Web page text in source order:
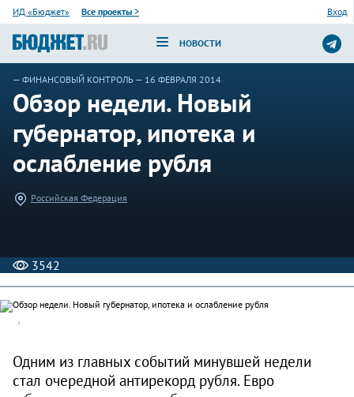
ИД «Бюджет» Все проекты > Вход
НОВОСТИ
— ФИНАНСОВЫЙ КОНТРОЛЬ — 16 ФЕВРАЛЯ 2014
Обзор недели. Новый
губернатор, ипотека и
ослабление рубля
Российская Федерация
3542
Одним из главных событий минувшей недели
стал очередной антирекорд рубля. Евро